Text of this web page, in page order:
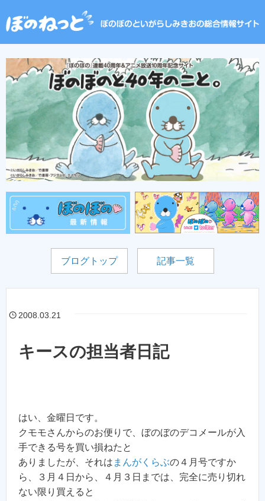
ブログトップ 記事一覧
2008.03.21
キースの担当者日記
はい、金曜日です。
クモモさんからのお便りで、ぼのぼのデコメールが入
手できる号を買い損ねたと
ありましたが、それは まんがくらぶの４月号ですか
ら、３月４日から、４月３日までは、完全に売り切れ
ない限り買えると